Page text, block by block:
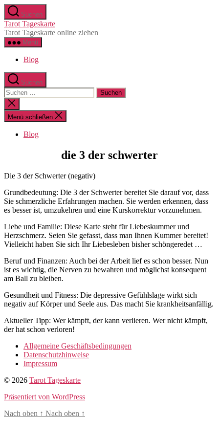
Zum
Inhalt
springen
Suchen
Tarot Tageskarte
Tarot Tageskarte online ziehen
Menü
Blog
Suchen
Suchen
nach:
Suche
schließen
Menü schließen
Blog
die 3 der schwerter
Die 3 der Schwerter (negativ)
Grundbedeutung: Die 3 der Schwerter bereitet Sie darauf vor, dass
Sie schmerzliche Erfahrungen machen. Sie werden erkennen, dass
es besser ist, umzukehren und eine Kurskorrektur vorzunehmen.
Liebe und Familie: Diese Karte steht für Liebeskummer und
Herzschmerz. Seien Sie gefasst, dass man Ihnen Kummer bereitet!
Vielleicht haben Sie sich Ihr Liebesleben bisher schöngeredet …
Beruf und Finanzen: Auch bei der Arbeit lief es schon besser. Nun
ist es wichtig, die Nerven zu bewahren und möglichst konsequent
am Ball zu bleiben.
Gesundheit und Fitness: Die depressive Gefühlslage wirkt sich
negativ auf Körper und Seele aus. Das macht Sie krankheitsanfällig.
Aktueller Tipp: Wer kämpft, der kann verlieren. Wer nicht kämpft,
der hat schon verloren!
Allgemeine Geschäftsbedingungen
Datenschutzhinweise
Impressum
© 2026 Tarot Tageskarte
Präsentiert von WordPress
Nach oben ↑ Nach oben ↑